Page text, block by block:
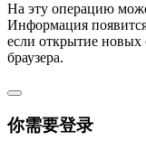
На эту операцию
Информация
если открытие новых
браузера.
你需要登录